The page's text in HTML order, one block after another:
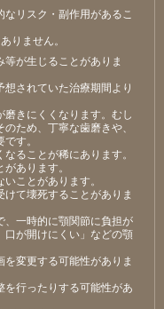
リスク・副作用があるこ
りません。
等が⽣じることがありま
想されていた治療期間より
磨きにくくなります。むし
ため、丁寧な⻭磨きや、
す。
ることが稀にあります。
あります。
ことがあります。
けて壊死することがありま
、⼀時的に顎関節に負担が
⼝が開けにくい」などの顎
を変更する可能性がありま
を⾏ったりする可能性があ